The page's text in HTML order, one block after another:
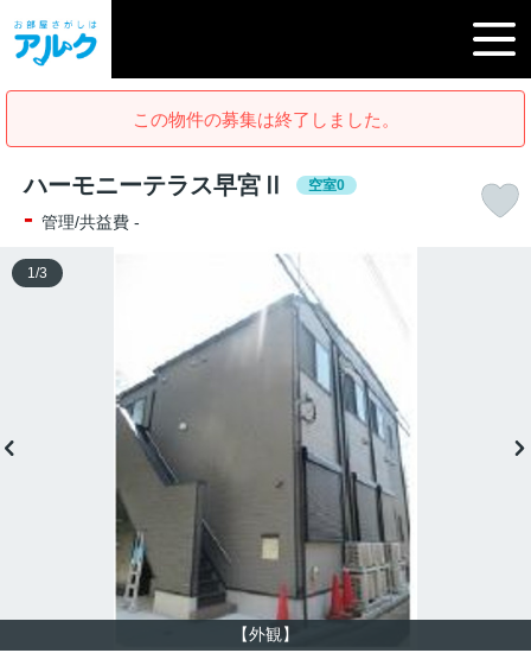
この物件の募集は終了しました。
ハーモニーテラス早宮Ⅱ 空室0
- 管理/共益費 -
【外観】
1 /3